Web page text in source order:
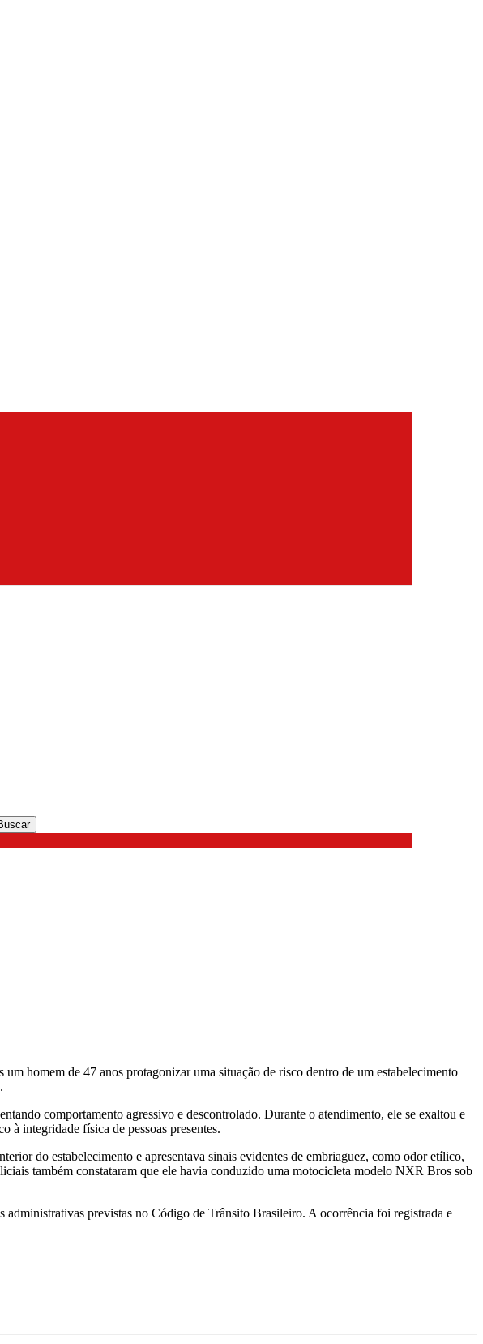
homem de 47 anos protagonizar uma situação de risco dentro de um estabelecimento
comportamento agressivo e descontrolado. Durante o atendimento, ele se exaltou e
à integridade física de pessoas presentes.
do estabelecimento e apresentava sinais evidentes de embriaguez, como odor etílico,
também constataram que ele havia conduzido uma motocicleta modelo NXR Bros sob
previstas no Código de Trânsito Brasileiro. A ocorrência foi registrada e